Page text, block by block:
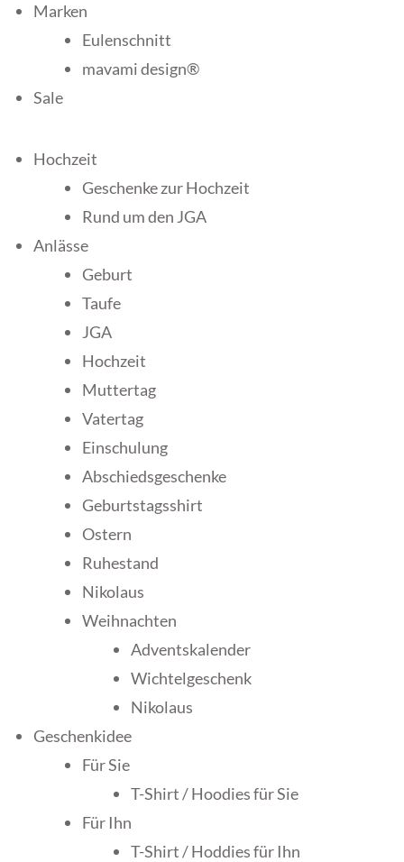
Marken
Eulenschnitt
mavami design®
Sale
Hochzeit
Geschenke zur Hochzeit
Rund um den JGA
Anlässe
Geburt
Taufe
JGA
Hochzeit
Muttertag
Vatertag
Einschulung
Abschiedsgeschenke
Geburtstagsshirt
Ostern
Ruhestand
Nikolaus
Weihnachten
Adventskalender
Wichtelgeschenk
Nikolaus
Geschenkidee
Für Sie
T-Shirt / Hoodies für Sie
Für Ihn
T-Shirt / Hoddies für Ihn